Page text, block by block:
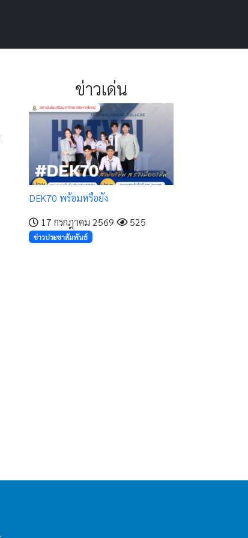
ข่าวเด่น
DEK70 พร้อมหรือยัง
17 กรกฎาคม 2569
525
ข่าวประชาสัมพันธ์